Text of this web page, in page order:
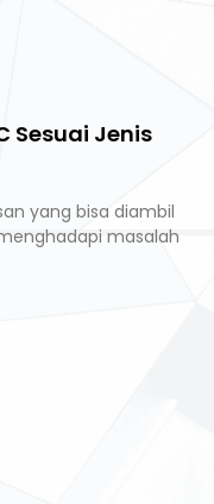
Sesuai Jenis
yang bisa diambil
masalah